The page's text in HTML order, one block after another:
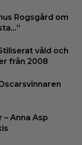
Rogsgård om
våld och
från 2008
Anna Asp